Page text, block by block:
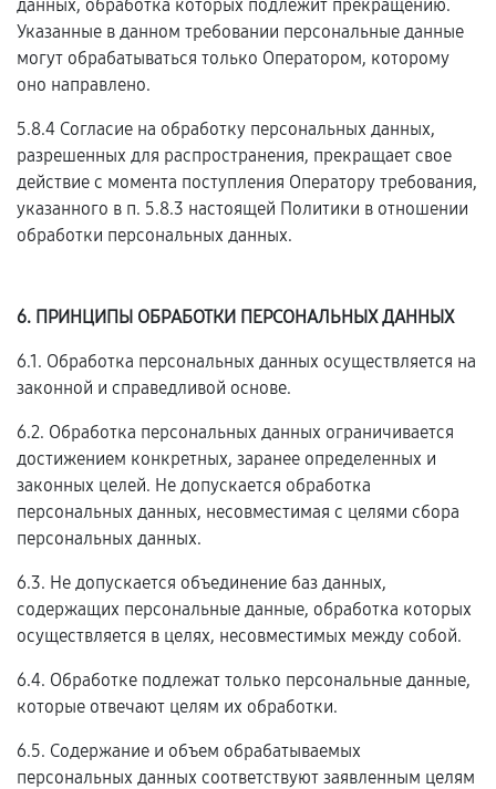
данных, обработка которых подлежит прекращению.
Указанные в данном требовании персональные данные
могут обрабатываться только Оператором, которому
оно направлено.
5.8.4 Согласие на обработку персональных данных,
разрешенных для распространения, прекращает свое
действие с момента поступления Оператору требования,
указанного в п. 5.8.3 настоящей Политики в отношении
обработки персональных данных.
6. ПРИНЦИПЫ ОБРАБОТКИ ПЕРСОНАЛЬНЫХ ДАННЫХ
6.1. Обработка персональных данных осуществляется на
законной и справедливой основе.
6.2. Обработка персональных данных ограничивается
достижением конкретных, заранее определенных и
законных целей. Не допускается обработка
персональных данных, несовместимая с целями сбора
персональных данных.
6.3. Не допускается объединение баз данных,
содержащих персональные данные, обработка которых
осуществляется в целях, несовместимых между собой.
6.4. Обработке подлежат только персональные данные,
которые отвечают целям их обработки.
6.5. Содержание и объем обрабатываемых
персональных данных соответствуют заявленным целям